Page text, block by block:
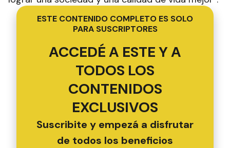
ESTE CONTENIDO COMPLETO ES SOLO
PARA SUSCRIPTORES
ACCEDÉ A ESTE Y A
TODOS LOS
CONTENIDOS
EXCLUSIVOS
Suscribite y empezá a disfrutar
de todos los beneficios